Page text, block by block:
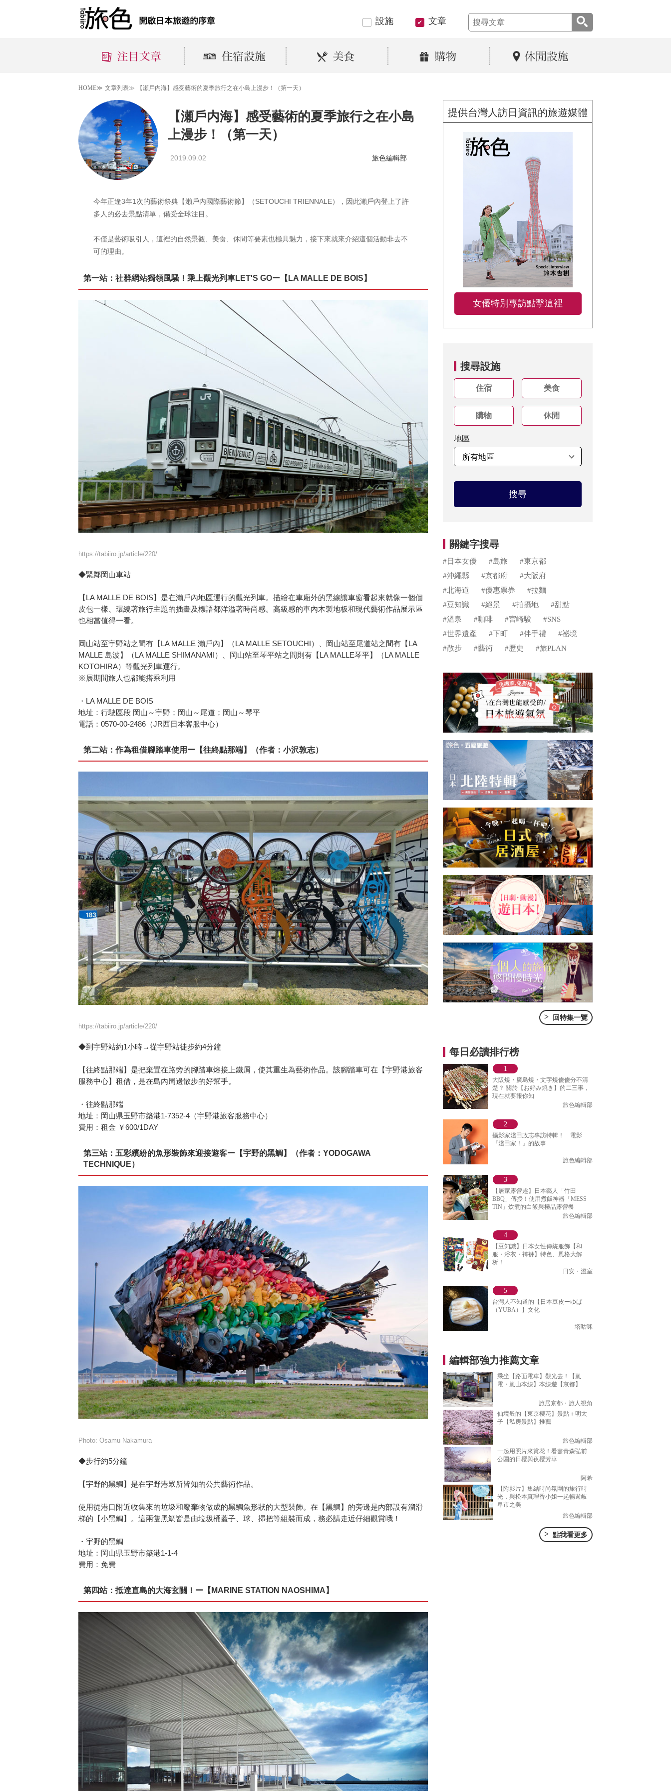
設施 文章
HOME≫ 文章列表≫ 【瀬戶内海】感受藝術的夏季旅行之在小島上漫步！（第一天）
【瀬戶内海】感受藝術的夏季旅行之在小島
上漫步！（第一天）
2019.09.02 旅色編輯部
今年正逢3年1次的藝術祭典【瀨戶內國際藝術節】（SETOUCHI TRIENNALE），因此瀨戶內登上了許
多人的必去景點清單，備受全球注目。
不僅是藝術吸引人，這裡的自然景觀、美食、休間等要素也極具魅力，接下來就來介紹這個活動非去不
可的理由。
第一站：社群網站獨領風騷！乘上觀光列車LET'S GOー【LA MALLE DE BOIS】
https://tabiiro.jp/article/220/
◆緊鄰岡山車站
【LA MALLE DE BOIS】是在瀨戶內地區運行的觀光列車。描繪在車廂外的黑線讓車窗看起來就像一個個
皮包一樣、環繞著旅行主題的插畫及標語都洋溢著時尚感。高級感的車內木製地板和現代藝術作品展示區
也相當值得一看。
岡山站至宇野站之間有【LA MALLE 瀨戶內】（LA MALLE SETOUCHI）、岡山站至尾道站之間有【LA
MALLE 島波】（LA MALLE SHIMANAMI）、岡山站至琴平站之間則有【LA MALLE琴平】（LA MALLE
KOTOHIRA）等觀光列車運行。
※展期間旅人也都能搭乘利用
・LA MALLE DE BOIS
地址：行駛區段 岡山～宇野；岡山～尾道；岡山～琴平
電話：0570-00-2486（JR西日本客服中心）
第二站：作為租借腳踏車使用ー【往終點那端】（作者：小沢敦志）
https://tabiiro.jp/article/220/
◆到宇野站約1小時→從宇野站徒步約4分鐘
【往終點那端】是把棄置在路旁的腳踏車熔接上鐵屑，使其重生為藝術作品。該腳踏車可在【宇野港旅客
服務中心】租借，是在島內周邊散步的好幫手。
・往終點那端
地址：岡山県玉野市築港1-7352-4（宇野港旅客服務中心）
費用：租金 ￥600/1DAY
第三站：五彩繽紛的魚形裝飾來迎接遊客ー【宇野的黑鯛】（作者：YODOGAWA
TECHNIQUE）
Photo: Osamu Nakamura
◆步行約5分鐘
【宇野的黑鯛】是在宇野港眾所皆知的公共藝術作品。
使用從港口附近收集來的垃圾和廢棄物做成的黑鯛魚形狀的大型裝飾。在【黑鯛】的旁邊是內部設有溜滑
梯的【小黑鯛】。這兩隻黑鯛皆是由垃圾桶蓋子、球、掃把等組裝而成，務必請走近仔細觀賞哦！
・宇野的黑鯛
地址：岡山県玉野市築港1-1-4
費用：免費
第四站：抵達直島的大海玄關！ー【MARINE STATION NAOSHIMA】
提供台灣人訪日資訊的旅遊媒體
女優特別專訪點擊這裡
搜尋設施
住宿 美食
購物 休閒
地區
搜尋
關鍵字搜尋
#日本女優 #島旅
#東京都
#沖繩縣
#京都府
#大阪府
#北海道
#優惠票券
#拉麵
#豆知識
#絕景 #拍攝地
#甜點
#溫泉
#咖啡 #宮崎駿
#SNS
#世界遺產
#下町 #伴手禮
#祕境
#散步
#藝術 #歷史 #旅PLAN
> 回特集一覽
每日必讀排行榜
大阪燒・廣島燒・文字燒傻傻分不清
楚？ 關於【お好み焼き】的二三事，
現在就要報你知
旅色編輯部
攝影家淺田政志專訪特輯！ 電影
『淺田家！』的故事
旅色編輯部
【居家露營趣】日本藝人「竹田
BBQ」傳授！使用煮飯神器「MESS
TIN」炊煮的白飯與極品露營餐
旅色編輯部
【豆知識】日本女性傳統服飾【和
服・浴衣・袴褲】特色、風格大解
析！
日安・溫室
台灣人不知道的【日本豆皮ーゆば
（YUBA）】文化
塔咕咪
編輯部強力推薦文章
乘坐【路面電車】觀光去！【嵐
電・嵐山本線】本線遊【京都】
旅居京都・旅人視角
仙境般的【東京櫻花】景點＋明太
子【私房景點】推薦
旅色編輯部
一起用照片來賞花！看盡青森弘前
公園的日櫻與夜櫻芳華
阿希
【附影片】集結時尚氛圍的旅行時
光，與松本真理香小姐一起暢遊岐
阜市之美
旅色編輯部
> 點我看更多